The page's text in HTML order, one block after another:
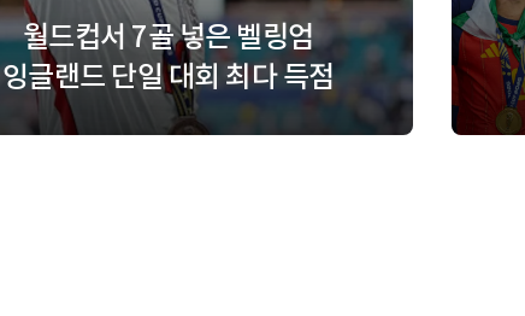
월드컵서 7골 넣은 벨링엄
잉글랜드 단일 대회 최다 득점